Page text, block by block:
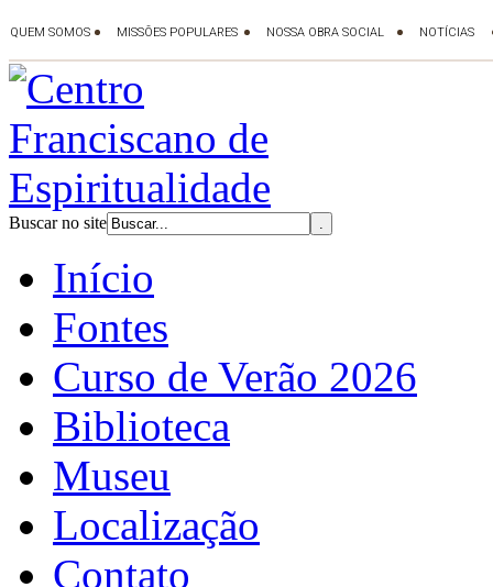
Buscar no site
Início
Fontes
Curso de Verão 2026
Biblioteca
Museu
Localização
Contato